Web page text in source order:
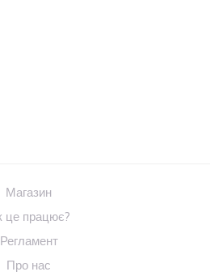
Магазин
це працює?
Регламент
Про нас